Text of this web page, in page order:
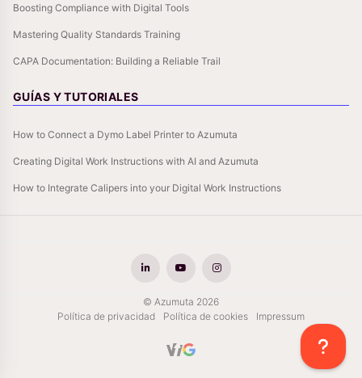
Boosting Compliance with Digital Tools
Mastering Quality Standards Training
CAPA Documentation: Building a Reliable Trail
GUÍAS Y TUTORIALES
How to Connect a Dymo Label Printer to Azumuta
Creating Digital Work Instructions with AI and Azumuta
How to Integrate Calipers into your Digital Work Instructions
© Azumuta 2026
Política de privacidad
Política de cookies Impressum